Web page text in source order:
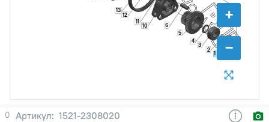
+
−
1
2
3
4
5
6
10
11
12
13
0
1521-2308020